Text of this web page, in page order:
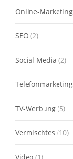
Online-Marketing
SEO (2)
Social Media (2)
Telefonmarketing
TV-Werbung (5)
Vermischtes (10)
Video (1)